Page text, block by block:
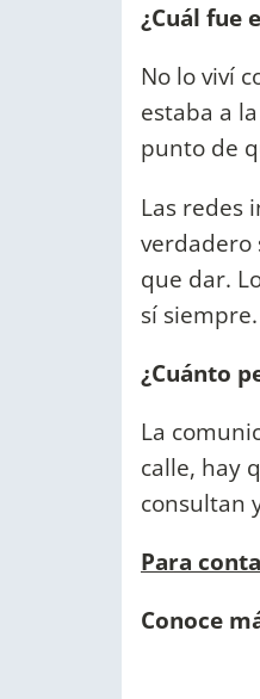
¿Cuál fue
No lo viví
estaba a
punto de
Las redes
verdadero
que dar.
sí siempre.
¿Cuánto
La
calle, hay
consultan
Para
Conoce